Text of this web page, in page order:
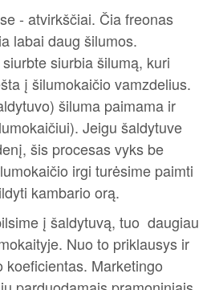
- atvirkščiai. Čia freonas
labai daug šilumos.
siurbia šilumą, kuri
į šilumokaičio vamzdelius.
šiluma paimama ir
Jeigu šaldytuve
šis procesas vyks be
irgi turėsime paimti
kambario orą.
į šaldytuvą, tuo daugiau
Nuo to priklausys ir
Marketingo